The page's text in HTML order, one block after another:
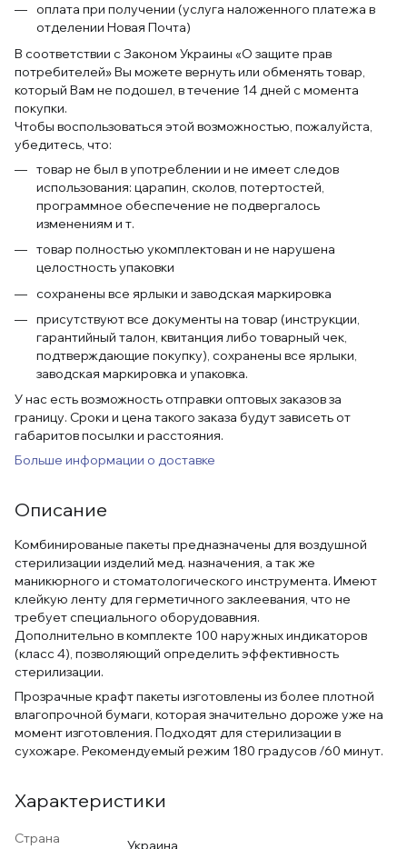
оплата при получении (услуга наложенного платежа в
отделении Новая Почта)
В соответствии с Законом Украины «О защите прав
потребителей» Вы можете вернуть или обменять товар,
который Вам не подошел, в течение 14 дней с момента
покупки.
Чтобы воспользоваться этой возможностью, пожалуйста,
убедитесь, что:
товар не был в употреблении и не имеет следов
использования: царапин, сколов, потертостей,
программное обеспечение не подвергалось
изменениям и т.
товар полностью укомплектован и не нарушена
целостность упаковки
сохранены все ярлыки и заводская маркировка
присутствуют все документы на товар (инструкции,
гарантийный талон, квитанция либо товарный чек,
подтверждающие покупку), сохранены все ярлыки,
заводская маркировка и упаковка.
У нас есть возможность отправки оптовых заказов за
границу. Сроки и цена такого заказа будут зависеть от
габаритов посылки и расстояния.
Больше информации о доставке
Описание
Комбинированые пакеты предназначены для воздушной
стерилизации изделий мед. назначения, а так же
маникюрного и стоматологического инструмента. Имеют
клейкую ленту для герметичного заклеевания, что не
требует специального оборудовавния.
Дополнительно в комплекте 100 наружных индикаторов
(класс 4), позволяющий определить эффективность
стерилизации.
Прозрачные крафт пакеты изготовлены из более плотной
влагопрочной бумаги, которая значительно дороже уже на
момент изготовления. Подходят для стерилизации в
сухожаре. Рекомендуемый режим 180 градусов /60 минут.
Характеристики
Страна
Украина